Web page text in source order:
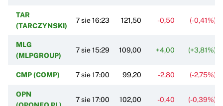
TAR
(TARCZYNSKI)
7 sie 16:23 121,50 -0,50 (-0,41%)
MLG
(MLPGROUP)
7 sie 15:29 109,00 +4,00 (+3,81%)
CMP (COMP) 7 sie 17:00 99,20 -2,80 (-2,75%)
OPN
7 sie 17:00 102,00 -0,40 (-0,39%)